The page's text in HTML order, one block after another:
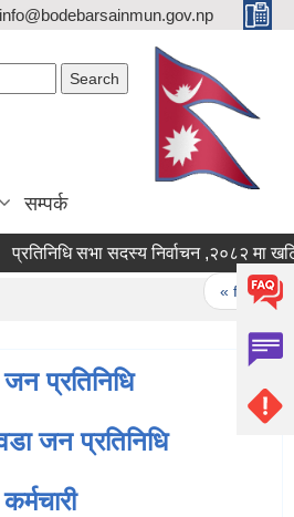
info@bodebarsainmun.gov.np
सम्पर्क
प्रतिनिधि सभा सदस्य निर्वाचन
« first
प्रतिनिधि
जन प्रतिनिधि